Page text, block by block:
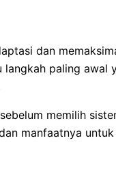
dan
langkah paling awal
memilih
manfaatnya untuk